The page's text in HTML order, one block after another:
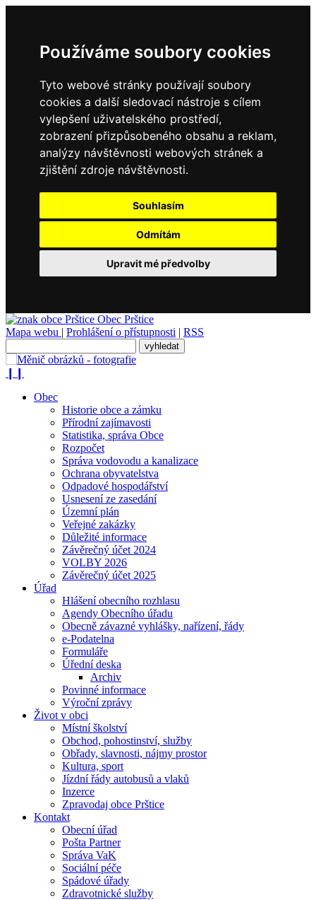
Používáme soubory cookies
Tyto webové stránky používají soubory
cookies a další sledovací nástroje s cílem
vylepšení uživatelského prostředí,
zobrazení přizpůsobeného obsahu a reklam,
analýzy návštěvnosti webových stránek a
zjištění zdroje návštěvnosti.
Souhlasím
Odmítám
Upravit mé předvolby
Obec Prštice
Mapa webu | Prohlášení o přístupnosti | RSS
Obec
Historie obce a zámku
Přírodní zajímavosti
Statistika, správa Obce
Rozpočet
Správa vodovodu a kanalizace
Ochrana obyvatelstva
Odpadové hospodářství
Usnesení ze zasedání
Územní plán
Veřejné zakázky
Důležité informace
Závěrečný účet 2024
VOLBY 2026
Závěrečný účet 2025
Úřad
Hlášení obecního rozhlasu
Agendy Obecního úřadu
Obecně závazné vyhlášky, nařízení, řády
e-Podatelna
Formuláře
Úřední deska
Archiv
Povinné informace
Výroční zprávy
Život v obci
Místní školství
Obchod, pohostinství, služby
Obřady, slavnosti, nájmy prostor
Kultura, sport
Jízdní řády autobusů a vlaků
Inzerce
Zpravodaj obce Prštice
Kontakt
Obecní úřad
Pošta Partner
Správa VaK
Sociální péče
Spádové úřady
Zdravotnické služby